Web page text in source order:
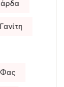
Φας